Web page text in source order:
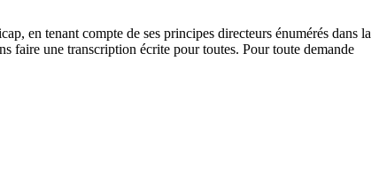
en tenant compte de ses principes directeurs énumérés dans la
faire une transcription écrite pour toutes. Pour toute demande